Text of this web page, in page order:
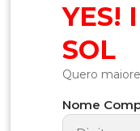
YES!
SOL
Quero
Nome